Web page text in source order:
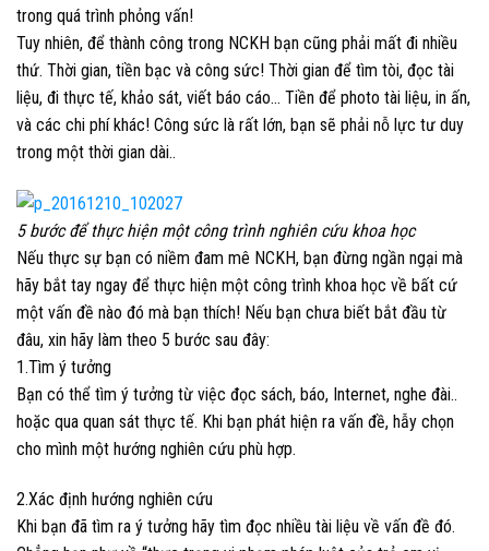
trong quá trình phỏng vấn!
Tuy nhiên, để thành công trong NCKH bạn cũng phải mất đi nhiều
thứ. Thời gian, tiền bạc và công sức! Thời gian để tìm tòi, đọc tài
liệu, đi thực tế, khảo sát, viết báo cáo… Tiền để photo tài liệu, in ấn,
và các chi phí khác! Công sức là rất lớn, bạn sẽ phải nỗ lực tư duy
trong một thời gian dài..
5 bước để thực hiện một công trình nghiên cứu khoa học
Nếu thực sự bạn có niềm đam mê NCKH, bạn đừng ngần ngại mà
hãy bắt tay ngay để thực hiện một công trình khoa học về bất cứ
một vấn đề nào đó mà bạn thích! Nếu bạn chưa biết bắt đầu từ
đâu, xin hãy làm theo 5 bước sau đây:
1.Tìm ý tưởng
Bạn có thể tìm ý tưởng từ việc đọc sách, báo, Internet, nghe đài..
hoặc qua quan sát thực tế. Khi bạn phát hiện ra vấn đề, hẫy chọn
cho mình một hướng nghiên cứu phù hợp.
2.Xác định hướng nghiên cứu
Khi bạn đã tìm ra ý tưởng hãy tìm đọc nhiều tài liệu về vấn đề đó.